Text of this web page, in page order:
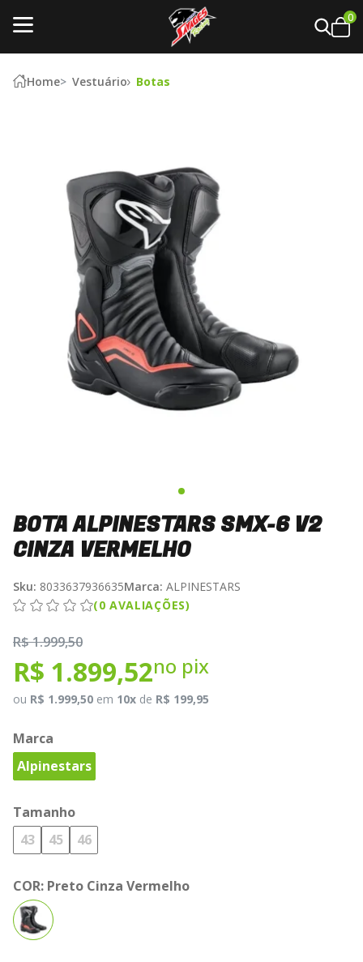
0
Home Vestuário Botas
BOTA ALPINESTARS SMX-6 V2
CINZA VERMELHO
Sku: 8033637936635Marca: ALPINESTARS
(0 AVALIAÇÕES)
R$ 1.999,50
R$ 1.899,52no pix
ou R$ 1.999,50 em 10x de R$ 199,95
Marca
Alpinestars
Tamanho
43
45 46
COR: Preto Cinza Vermelho